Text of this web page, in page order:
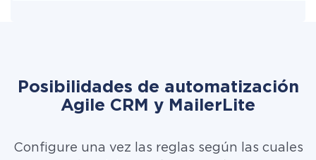
Posibilidades de automatización
Agile CRM y MailerLite
Configure una vez las reglas según las cuales